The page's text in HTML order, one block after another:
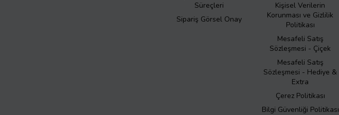
Süreçleri
Sipariş Görsel Onay
Kişisel Verilerin
Korunması ve Gizlilik
Politikası
Mesafeli Satış
Sözleşmesi - Çiçek
Mesafeli Satış
Sözleşmesi - Hediye &
Extra
Çerez Politikası
Bilgi Güvenliği Politikası